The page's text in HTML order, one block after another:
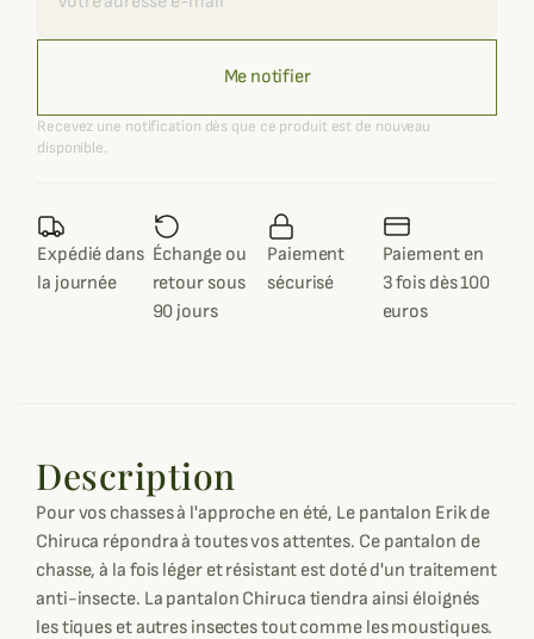
Me notifier
Recevez une notification dès que ce produit est de nouveau
disponible.
Expédié dans
la journée
Échange ou
retour sous
90 jours
Paiement
sécurisé
Paiement en
3 fois dès 100
euros
Description
Pour vos chasses à l'approche en été, Le pantalon Erik de
Chiruca répondra à toutes vos attentes. Ce pantalon de
chasse, à la fois léger et résistant est doté d'un traitement
anti-insecte. La pantalon Chiruca tiendra ainsi éloignés
les tiques et autres insectes tout comme les moustiques.